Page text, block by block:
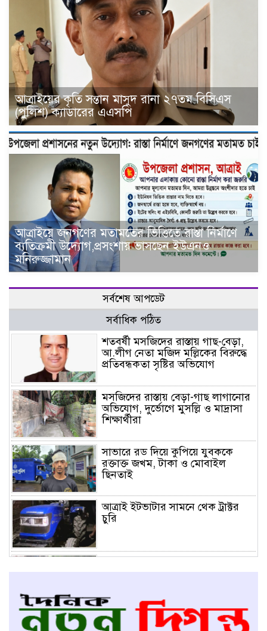
আত্রাইয়ের কৃতি সন্তান মাসুদ রানা ২৭তম বিসিএস
(পুলিশ) ক্যাডারের এএসপি
আত্রাইয়ে জনগণের মতামতের ভিত্তিতে রাস্তা নির্মাণে
ব্যতিক্রমী উদ্যোগ,প্রসংশায় ভাসছেন ইউএনও
মনিরুজ্জামান
সর্বশেষ আপডেট
সর্বাধিক পঠিত
শতবর্ষী মসজিদের রাস্তায় গাছ-বেড়া,
আ.লীগ নেতা মজিদ মল্লিকের বিরুদ্ধে
প্রতিবন্ধকতা সৃষ্টির অভিযোগ
মসজিদের রাস্তায় বেড়া-গাছ লাগানোর
অভিযোগ, দুর্ভোগে মুসল্লি ও মাদ্রাসা
শিক্ষার্থীরা
সাভারে রড দিয়ে কুপিয়ে যুবককে
রক্তাক্ত জখম, টাকা ও মোবাইল
ছিনতাই
আত্রাই ইটভাটার সামনে থেক ট্রাক্টর
চুরি
সাভারে ড্রেনের মুখ ভরাটের অভিযোগ,